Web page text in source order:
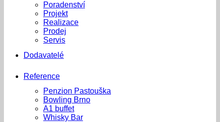
Poradenství
Projekt
Realizace
Prodej
Servis
Dodavatelé
Reference
Penzion Pastouška
Bowling Brno
A1 buffet
Whisky Bar